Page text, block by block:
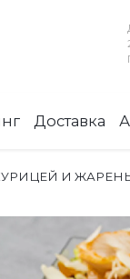
Доставка
И